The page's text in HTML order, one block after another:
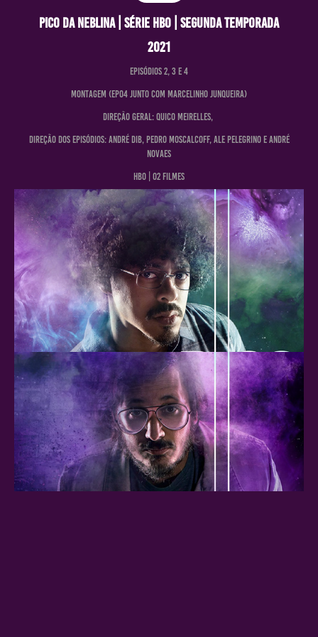
PICO DA NEBLINA | Série HBO | SEGUNDA TEMPORADA
2021
Episódios 2, 3 e 4
Montagem (ep04 JUNTO COM MARCELINHO JUNQUEIRA)
Direção geral: QUICO Meirelles,
Direção dos episódios: ANDRÉ DIB, pedro moscalcoff, ALE PELEGRINO E ANDRÉ
NOVAES
HBO | O2 Filmes